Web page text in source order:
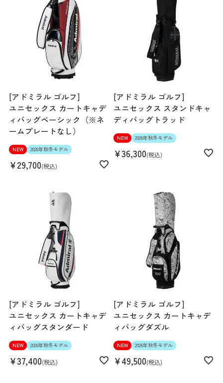
[アドミラル ゴルフ]
ユニセックス カートキャデ
ィバッグベーシック（※ネ
ームプレートなし）
NEW 2026年秋冬モデル
¥29,700 税込
[アドミラル ゴルフ]
ユニセックス スタンドキャ
ディバッグトラッド
NEW 2026年秋冬モデル
¥36,300 税込
[アドミラル ゴルフ]
ユニセックス カートキャデ
ィバッグスタンダード
NEW 2026年秋冬モデル
¥37,400 税込
[アドミラル ゴルフ]
ユニセックス カートキャデ
ィバッグダズル
NEW 2026年秋冬モデル
¥49,500 税込